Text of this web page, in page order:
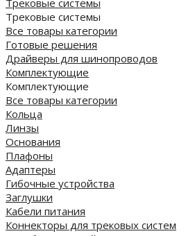
Трековые системы
Все товары категории
Готовые решения
Драйверы для шинопроводов
Комплектующие
Комплектующие
Все товары категории
Кольца
Линзы
Основания
Плафоны
Адаптеры
Гибочные устройства
Заглушки
Кабели питания
Коннекторы для трековых систем